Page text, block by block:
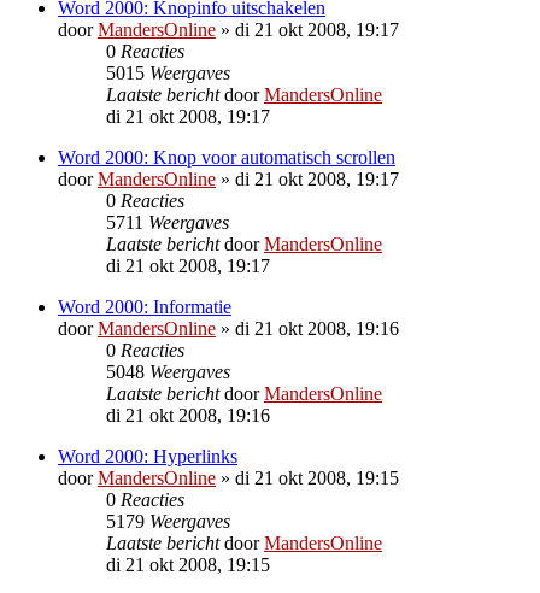
Word 2000: Knopinfo uitschakelen
doorMandersOnline » di 21 okt 2008, 19:17
0 Reacties
5015 Weergaves
Laatste berichtdoorMandersOnline
di 21 okt 2008, 19:17
Word 2000: Knop voor automatisch scrollen
doorMandersOnline » di 21 okt 2008, 19:17
0 Reacties
5711 Weergaves
Laatste berichtdoorMandersOnline
di 21 okt 2008, 19:17
Word 2000: Informatie
doorMandersOnline » di 21 okt 2008, 19:16
0 Reacties
5048 Weergaves
Laatste berichtdoorMandersOnline
di 21 okt 2008, 19:16
Word 2000: Hyperlinks
doorMandersOnline » di 21 okt 2008, 19:15
0 Reacties
5179 Weergaves
Laatste berichtdoorMandersOnline
di 21 okt 2008, 19:15